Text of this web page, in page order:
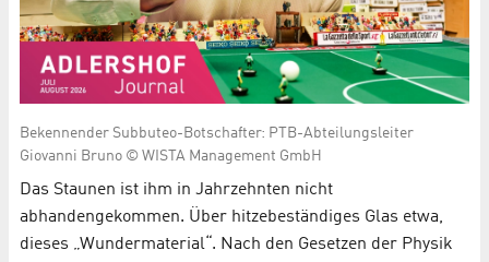
Bekennender Subbuteo-Botschafter: PTB-Abteilungsleiter
Giovanni Bruno © WISTA Management GmbH
Das Staunen ist ihm in Jahrzehnten nicht
abhandengekommen. Über hitzebeständiges Glas etwa,
dieses „Wundermaterial“. Nach den Gesetzen der Physik